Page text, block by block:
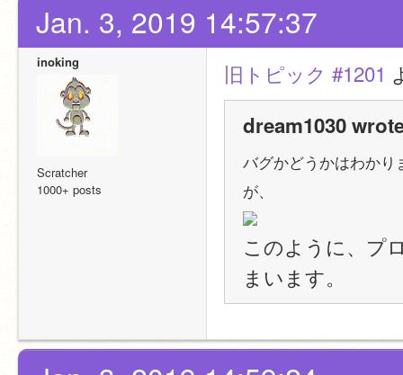
Jan. 3, 2019 14:57:37
inoking
Scratcher
1000+ posts
旧トピック #1201
dream1030
バグかどうかはわか
が、
このように、プ
まいます。